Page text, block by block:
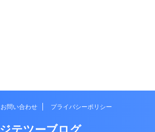
お問い合わせ プライバシーポリシー
ジテツーブログ